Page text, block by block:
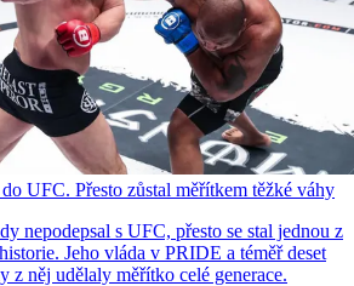
UFC. Přesto zůstal měřítkem těžké váhy
nepodepsal s UFC, přesto se stal jednou z
Jeho vláda v PRIDE a téměř deset
z něj udělaly měřítko celé generace.